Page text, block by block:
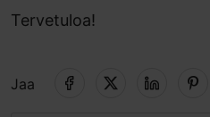
Tervetuloa!
Jaa